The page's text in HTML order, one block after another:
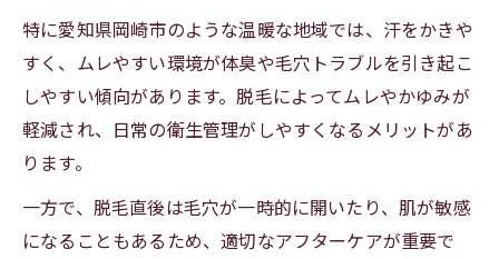
体臭の原因になる毛穴トラブル対策の脱毛
岡崎で選ぶ脱毛の毛穴ケア効果とは
脱毛後の清潔感は自己処理とどこが違う？
医療脱毛で実感する清潔感の違いとは
脱毛で毛穴や体臭がどう変わるのか検証
岡崎の医療脱毛で快適生活を叶える理由
特に愛知県岡崎市のような温暖な地域では、汗をかきや
すく、ムレやすい環境が体臭や毛穴トラブルを引き起こ
しやすい傾向があります。脱毛によってムレやかゆみが
軽減され、日常の衛生管理がしやすくなるメリットがあ
ります。
一方で、脱毛直後は毛穴が一時的に開いたり、肌が敏感
になることもあるため、適切なアフターケアが重要で